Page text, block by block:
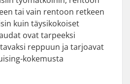
tai vain rentoon retkeen
kuin täysikokoiset
ovat tarpeeksi
reppuun ja tarjoavat
kokemusta